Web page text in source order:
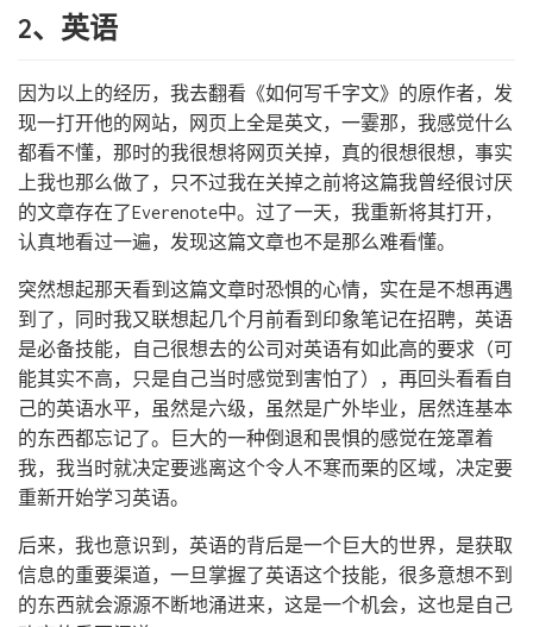
2、英语
因为以上的经历，我去翻看《如何写千字文》的原作者，发
现一打开他的网站，网页上全是英文，一霎那，我感觉什么
都看不懂，那时的我很想将网页关掉，真的很想很想，事实
上我也那么做了，只不过我在关掉之前将这篇我曾经很讨厌
的文章存在了Everenote中。过了一天，我重新将其打开，
认真地看过一遍，发现这篇文章也不是那么难看懂。
突然想起那天看到这篇文章时恐惧的心情，实在是不想再遇
到了，同时我又联想起几个月前看到印象笔记在招聘，英语
是必备技能，自己很想去的公司对英语有如此高的要求（可
能其实不高，只是自己当时感觉到害怕了），再回头看看自
己的英语水平，虽然是六级，虽然是广外毕业，居然连基本
的东西都忘记了。巨大的一种倒退和畏惧的感觉在笼罩着
我，我当时就决定要逃离这个令人不寒而栗的区域，决定要
重新开始学习英语。
后来，我也意识到，英语的背后是一个巨大的世界，是获取
信息的重要渠道，一旦掌握了英语这个技能，很多意想不到
的东西就会源源不断地涌进来，这是一个机会，这也是自己